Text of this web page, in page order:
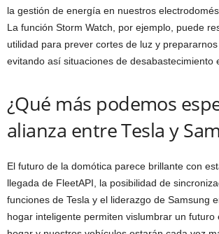
la gestión de energía en nuestros
La función Storm Watch, por ejemplo, puede
utilidad para prever cortes de luz y prepararnos
evitando así situaciones de desabastecimiento
¿Qué más podemos
alianza entre Tesla y
El futuro de la domótica parece brillante con
llegada de FleetAPI, la posibilidad de
funciones de Tesla y el liderazgo de Samsung
hogar inteligente permiten vislumbrar un futuro